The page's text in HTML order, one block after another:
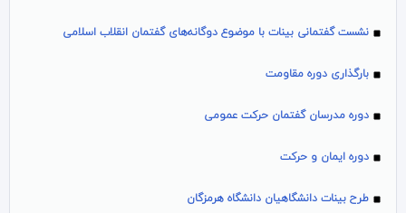
نشست گفتمانی بینات با موضوع دوگانه‌های گفتمان انقلاب اسلامی
بارگذاری دوره مقاومت
دوره مدرسان گفتمان حرکت عمومی
دوره ایمان و حرکت
طرح بینات دانشگاهیان دانشگاه هرمزگان